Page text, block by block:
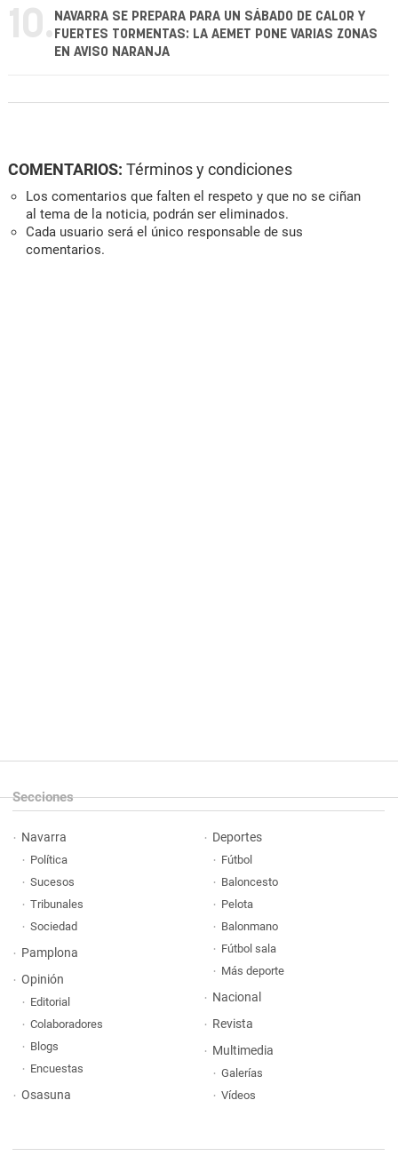
10. NAVARRA SE PREPARA PARA UN SÁBADO DE CALOR Y
FUERTES TORMENTAS: LA AEMET PONE VARIAS ZONAS
EN AVISO NARANJA
COMENTARIOS: Términos y condiciones
Los comentarios que falten el respeto y que no se ciñan
al tema de la noticia, podrán ser eliminados.
Cada usuario será el único responsable de sus
comentarios.
Secciones
Navarra
Política
Sucesos
Tribunales
Sociedad
Pamplona
Opinión
Editorial
Colaboradores
Blogs
Encuestas
Osasuna
Deportes
Fútbol
Baloncesto
Pelota
Balonmano
Fútbol sala
Más deporte
Nacional
Revista
Multimedia
Galerías
Vídeos